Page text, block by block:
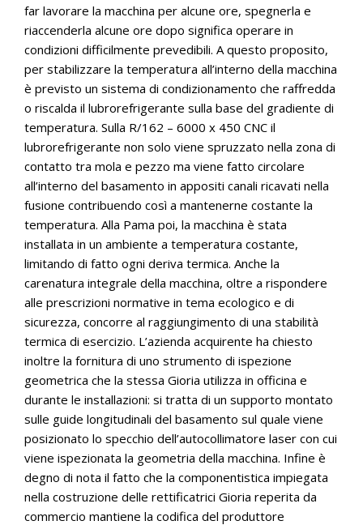
far lavorare la macchina per alcune ore, spegnerla e
riaccenderla alcune ore dopo significa operare in
condizioni difficilmente prevedibili. A questo proposito,
per stabilizzare la temperatura all’interno della macchina
è previsto un sistema di condizionamento che raffredda
o riscalda il lubrorefrigerante sulla base del gradiente di
temperatura. Sulla R/162 – 6000 x 450 CNC il
lubrorefrigerante non solo viene spruzzato nella zona di
contatto tra mola e pezzo ma viene fatto circolare
all’interno del basamento in appositi canali ricavati nella
fusione contribuendo così a mantenerne costante la
temperatura. Alla Pama poi, la macchina è stata
installata in un ambiente a temperatura costante,
limitando di fatto ogni deriva termica. Anche la
carenatura integrale della macchina, oltre a rispondere
alle prescrizioni normative in tema ecologico e di
sicurezza, concorre al raggiungimento di una stabilità
termica di esercizio. L’azienda acquirente ha chiesto
inoltre la fornitura di uno strumento di ispezione
geometrica che la stessa Gioria utilizza in officina e
durante le installazioni: si tratta di un supporto montato
sulle guide longitudinali del basamento sul quale viene
posizionato lo specchio dell’autocollimatore laser con cui
viene ispezionata la geometria della macchina. Infine è
degno di nota il fatto che la componentistica impiegata
nella costruzione delle rettificatrici Gioria reperita da
commercio mantiene la codifica del produttore